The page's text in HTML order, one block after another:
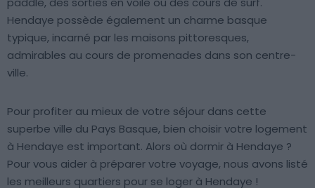
Hendaye possède également un charme basque
typique, incarné par les maisons pittoresques,
admirables au cours de promenades dans son centre-
ville.
Pour profiter au mieux de votre séjour dans cette
superbe ville du Pays Basque, bien choisir votre logement
à Hendaye est important. Alors où dormir à Hendaye ?
Pour vous aider à préparer votre voyage, nous avons listé
les meilleurs quartiers pour se loger à Hendaye !